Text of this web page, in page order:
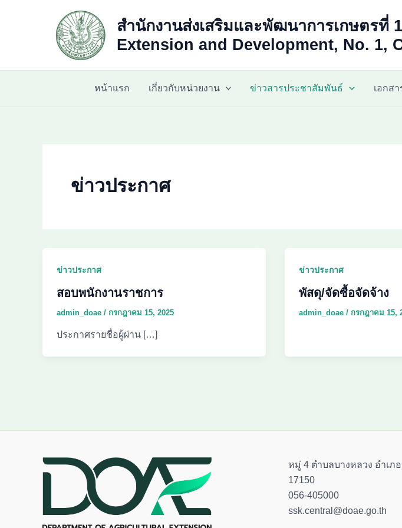
สำนักงานส่งเสริมและพัฒนาการเกษตร
Extension and Development, No. 1,
หน้าแรก เกี่ยวกับหน่วยงาน ข่าวสารประชาสัมพันธ์ เอกส
ข่าวประกาศ
ข่าวประกาศ
สอบพนักงานราชการ
admin_doae / กรกฎาคม 15, 2025
ประกาศรายชื่อผู้ผ่าน […]
ข่าวประกาศ
พัสดุ/จัดซื้อจัดจ้าง
admin_doae / กรกฎาคม 15,
หมู่ 4 ตำบลบางหลวง อำเภ
17150
056-405000
ssk.central@doae.go.th